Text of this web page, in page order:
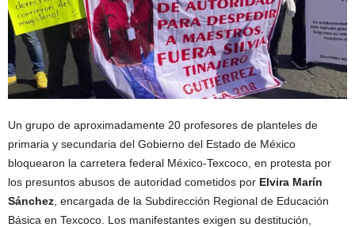
Un grupo de aproximadamente 20 profesores de planteles de
primaria y secundaria del Gobierno del Estado de México
bloquearon la carretera federal México-Texcoco, en protesta por
los presuntos abusos de autoridad cometidos por Elvira Marín
Sánchez , encargada de la Subdirección Regional de Educación
Básica en Texcoco. Los manifestantes exigen su destitución,